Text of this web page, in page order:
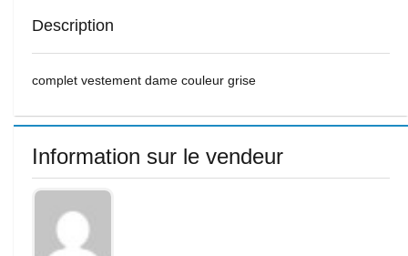
Description
complet vestement dame couleur grise
Information sur le vendeur